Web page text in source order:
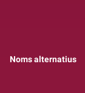
Noms alternatius